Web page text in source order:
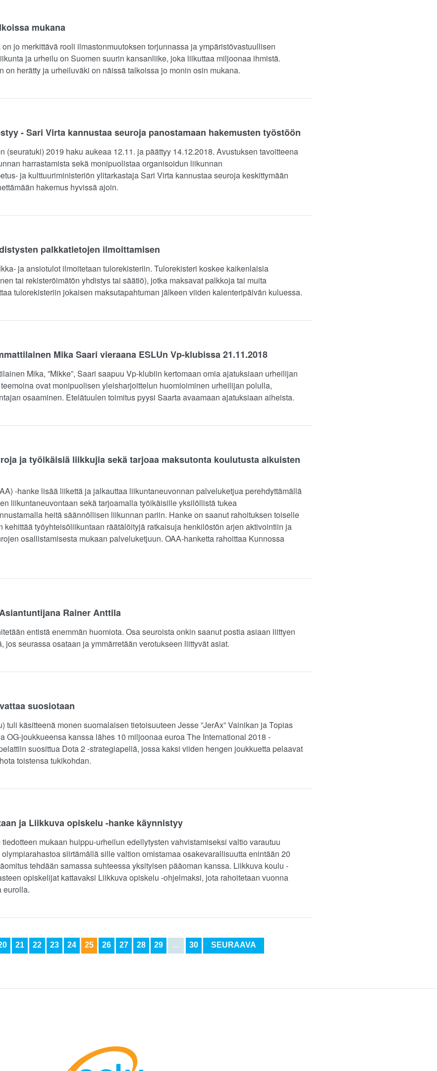
mukana
jo merkittävä rooli ilmastonmuutoksen torjunnassa ja ympäristövastuullisen
ja urheilu on Suomen suurin kansanliike, joka liikuttaa miljoonaa ihmistä.
on herätty ja urheiluväki on näissä talkoissa jo monin osin mukana.
- Sari Virta kannustaa seuroja panostamaan hakemusten työstöön
(seuratuki) 2019 haku aukeaa 12.11. ja päättyy 14.12.2018. Avustuksen tavoitteena
harrastamista sekä monipuolistaa organisoidun liikunnan
ja kulttuuriministeriön ylitarkastaja Sari Virta kannustaa seuroja keskittymään
hakemus hyvissä ajoin.
palkkatietojen ilmoittamisen
ja ansiotulot ilmoitetaan tulorekisteriin. Tulorekisteri koskee kaikenlaisia
tai rekisteröimätön yhdistys tai säätiö), jotka maksavat palkkoja tai muita
tulorekisteriin jokaisen maksutapahtuman jälkeen viiden kalenteripäivän kuluessa.
Mika Saari vieraana ESLUn Vp-klubissa 21.11.2018
Mika, ”Mikke”, Saari saapuu Vp-klubiin kertomaan omia ajatuksiaan urheilijan
ovat monipuolisen yleisharjoittelun huomioiminen urheilijan polulla,
osaaminen. Etelätuulen toimitus pyysi Saarta avaamaan ajatuksiaan aiheista.
ja työikäisiä liikkujia sekä tarjoaa maksutonta koulutusta aikuisten
-hanke lisää liikettä ja jalkauttaa liikuntaneuvonnan palveluketjua perehdyttämällä
liikuntaneuvontaan sekä tarjoamalla työikäisille yksilöllistä tukea
heitä säännöllisen liikunnan pariin. Hanke on saanut rahoituksen toiselle
kehittää työyhteisöliikuntaan räätälöityjä ratkaisuja henkilöstön arjen aktivointiin ja
osallistamisesta mukaan palveluketjuun. OAA-hanketta rahoittaa Kunnossa
Rainer Anttila
entistä enemmän huomiota. Osa seuroista onkin saanut postia asiaan liittyen
jos seurassa osataan ja ymmärretään verotukseen liittyvät asiat.
suosiotaan
tuli käsitteenä monen suomalaisen tietoisuuteen Jesse ”JerAx” Vainikan ja Topias
OG-joukkueensa kanssa lähes 10 miljoonaa euroa The International 2018 -
suosittua Dota 2 -strategiapeliä, jossa kaksi viiden hengen joukkuetta pelaavat
toistensa tukikohdan.
ja Liikkuva opiskelu -hanke käynnistyy
mukaan huippu-urheilun edellytysten vahvistamiseksi valtio varautuu
siirtämällä sille valtion omistamaa osakevarallisuutta enintään 20
tehdään samassa suhteessa yksityisen pääoman kanssa. Liikkuva koulu -
opiskelijat kattavaksi Liikkuva opiskelu -ohjelmaksi, jota rahoitetaan vuonna
eurolla.
21 22 23 24 25 26 27 28 29 … 30 SEURAAVA